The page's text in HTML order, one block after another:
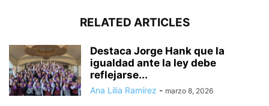
RELATED ARTICLES
Destaca Jorge Hank que la
igualdad ante la ley debe
reflejarse...
Ana Lilia Ramírez - marzo 8, 2026